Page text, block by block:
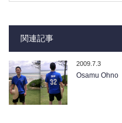
関連記事
2009.7.3
Osamu Ohno